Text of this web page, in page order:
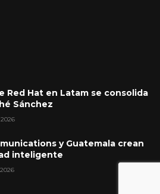
Red Hat en Latam se consolida
Sánchez
2026
y Guatemala crean
inteligente